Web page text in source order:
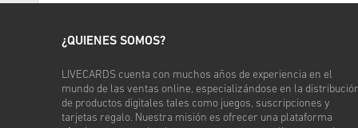
¿QUIENES SOMOS?
LIVECARDS cuenta con muchos años de experiencia en el
mundo de las ventas online, especializándose en la
de productos digitales tales como juegos, suscripciones y
tarjetas regalo. Nuestra misión es ofrecer una plataforma